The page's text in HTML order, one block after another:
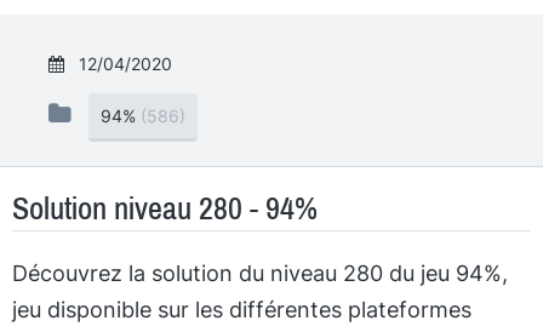
12/04/2020
94% (586)
Solution niveau 280 - 94%
Découvrez la solution du niveau 280 du jeu 94%,
jeu disponible sur les différentes plateformes